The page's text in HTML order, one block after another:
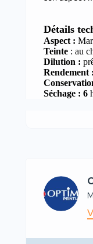
Détails
Aspect :
Teinte : au
Dilution :
Rendement :
Séchage : 6